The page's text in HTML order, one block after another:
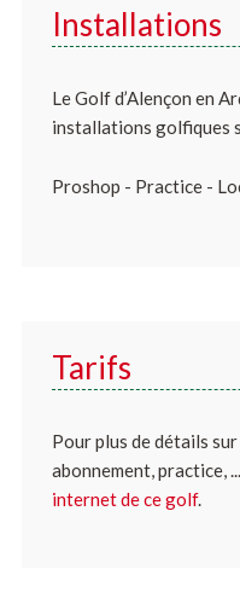
Installations
Le Golf d’Alençon en
installations golfiques
Proshop - Practice -
Tarifs
Pour plus de détails
abonnement, practice,
internet de ce golf.